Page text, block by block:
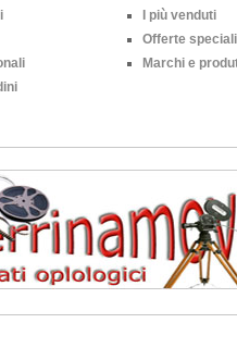
I più venduti
Offerte speciali
Marchi e